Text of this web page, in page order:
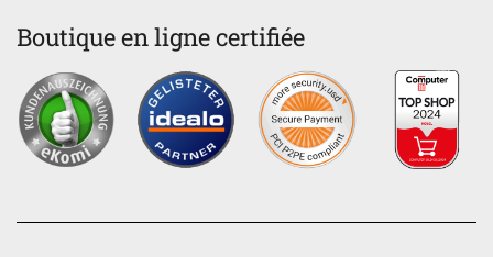
Boutique en ligne certifiée